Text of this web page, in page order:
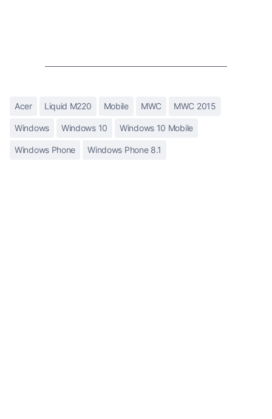
Acer Liquid M220 Mobile MWC MWC 2015
Windows Windows 10 Windows 10 Mobile
Windows Phone Windows Phone 8.1